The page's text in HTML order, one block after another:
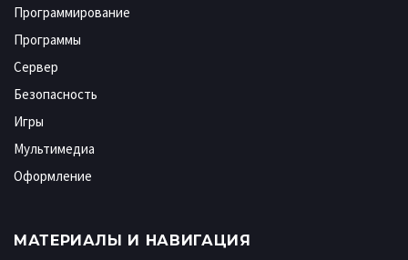
Программирование
Программы
Сервер
Безопасность
Игры
Мультимедиа
Оформление
МАТЕРИАЛЫ И НАВИГАЦИЯ